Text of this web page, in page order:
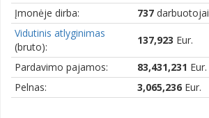
Įmonėje dirba:
737 darbuotojai
Vidutinis atlyginimas
(bruto):
137,923 Eur.
Pardavimo pajamos: 83,431,231 Eur.
Pelnas:
3,065,236 Eur.